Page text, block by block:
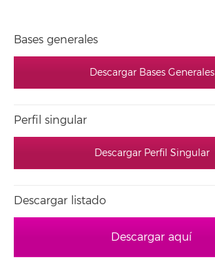
Bases generales
Descargar Bases Generales
Perfil singular
Descargar Perfil Singular
Descargar listado
Descargar aquí